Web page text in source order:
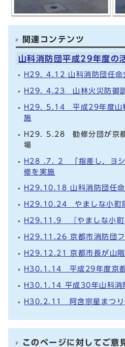
関連コンテンツ
山科消防団平成29年度の
H29. 4.12 山科消防団任命
H29. 4.23 山林火災防御
H29. 5.14 平成29年度山
施
H29. 5.28 勧修分団が京都
場
H28 .7. 2 「指差し，ヨシ
修を実施
H29.10.18 山科消防団任
H29.10.24 やましな小町
H29.11.9 『やましな小町
H29.11.26 京都市消防団フ
H29.12.21 京都市長が山階
H30.1.14 平成29年度京都
H30.1.14 平成30年山科消
H30.2.11 阿含宗星まつり
このページに対してご意